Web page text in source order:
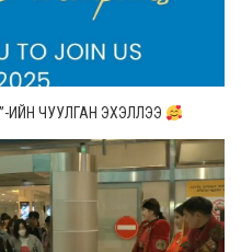
ИЙН ЧУУЛГАН ЭХЭЛЛЭЭ